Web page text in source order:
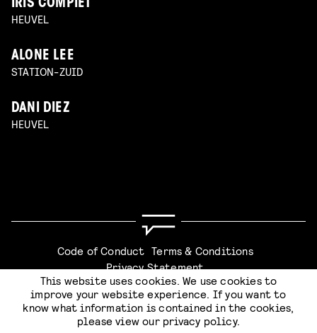
IRIS COMPIET
HEUVEL
ALONE LEE
STATION-ZUID
DANI DIEZ
HEUVEL
Code of Conduct Terms & Conditions
Privacy Statement
This website uses cookies. We use cookies to
improve your website experience. If you want to
know what information is contained in the cookies,
please view our privacy policy.